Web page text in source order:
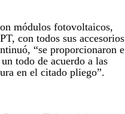
módulos fotovoltaicos,
con todos sus accesorios
“se proporcionaron e
todo de acuerdo a las
en el citado pliego”.